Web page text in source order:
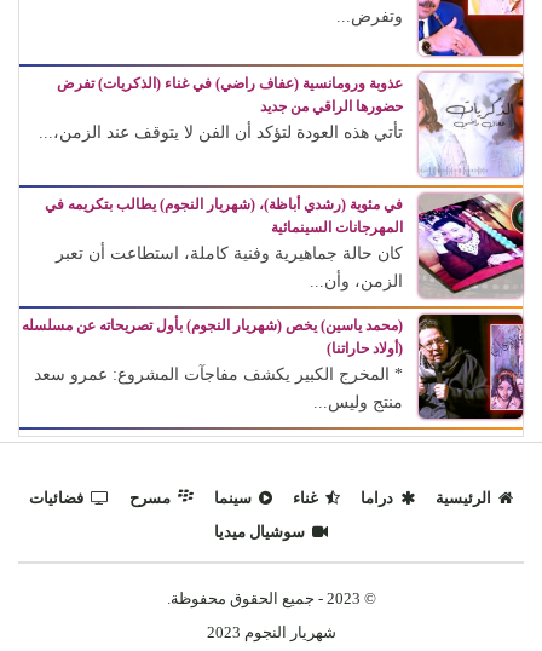
وتفرض...
عذوبة ورومانسية (عفاف راضي) في غناء (الذكريات) تفرض
حضورها الراقي من جديد
تأتي هذه العودة لتؤكد أن الفن لا يتوقف عند الزمن،...
في مئوية (رشدي أباظة)، (شهريار النجوم) يطالب بتكريمه في
المهرجانات السينمائية
كان حالة جماهيرية وفنية كاملة، استطاعت أن تعبر
الزمن، وأن...
(محمد ياسين) يخص (شهريار النجوم) بأول تصريحاته عن مسلسله
(أولاد حاراتنا)
* المخرج الكبير يكشف مفاجآت المشروع: عمرو سعد
منتج وليس...
الرئيسية دراما غناء سينما مسرح
فضائيات
سوشيال ميديا
© 2023 - جميع الحقوق محفوظة.
شهريار النجوم 2023